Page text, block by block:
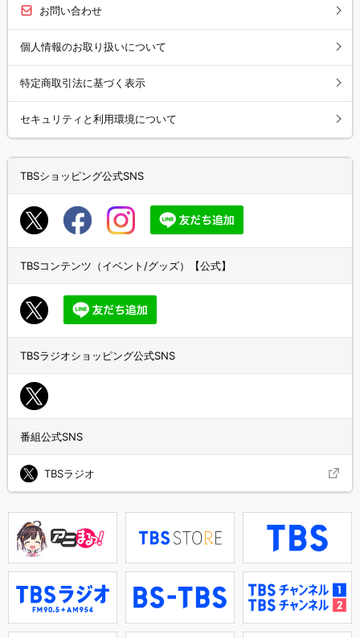
お問い合わせ
個人情報のお取り扱いについて
特定商取引法に基づく表示
セキュリティと利用環境について
TBSショッピング公式SNS
TBSコンテンツ（イベント/グッズ）【公式】
TBSラジオショッピング公式SNS
番組公式SNS
TBSラジオ